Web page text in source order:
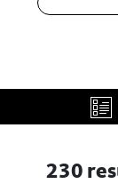
230